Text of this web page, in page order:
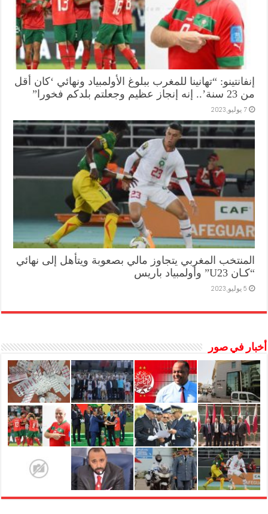
إنفانتينو: “تهانينا للمغرب ببلوغ الأولمبياد ونهائي ‘كان أقل
من 23 سنة’.. إنه إنجاز عظيم وجعلتم بلدكم فخورا”
7 يوليو,2023
المنتخب المغربي يتجاوز مالي بصعوبة ويتأهل إلى نهائي
“كـان U23” وأولمبياد باريس
5 يوليو,2023
أخبار في صور